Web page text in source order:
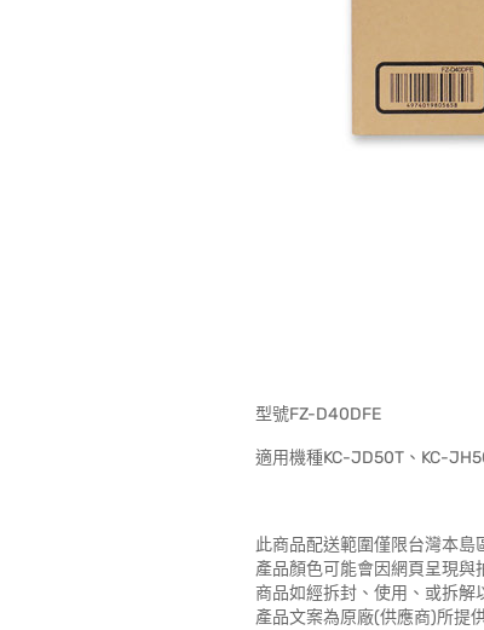
型
適用機
此商品配送範圍僅限台灣本
產品顏色可能會因網頁呈現與
商品如經拆封、使用、或拆
產品文案為原廠(供應商)所提